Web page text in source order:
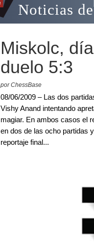
Noticias
Miskolc,
duelo 5:3
por ChessBase
08/06/2009 – Las dos
Vishy Anand intentando
magiar. En ambos casos el
en dos de las ocho partidas
reportaje final...